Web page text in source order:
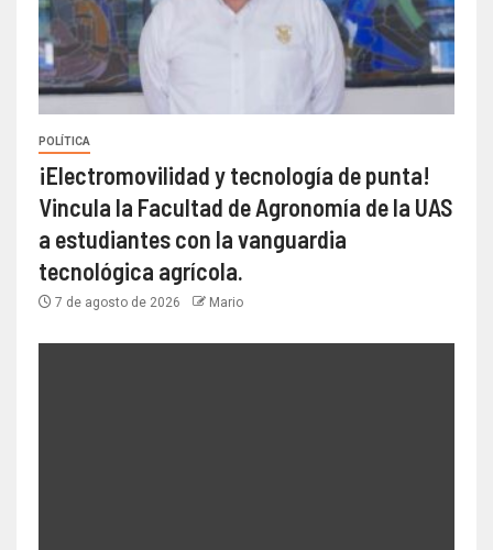
POLÍTICA
¡Electromovilidad y tecnología de punta!
Vincula la Facultad de Agronomía de la UAS
a estudiantes con la vanguardia
tecnológica agrícola.
7 de agosto de 2026 Mario